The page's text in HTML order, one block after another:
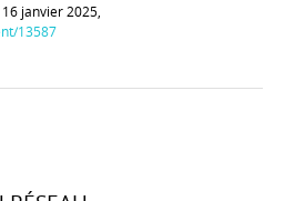
janvier 2025,
13587